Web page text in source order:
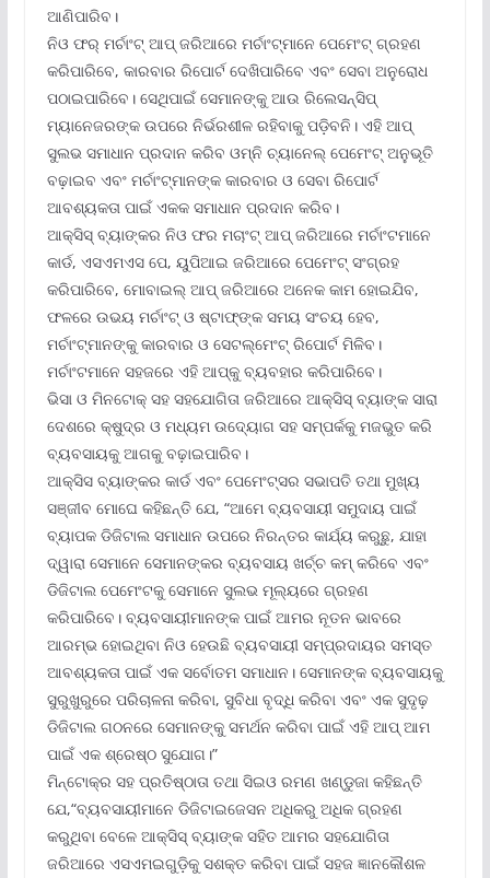
ଆଣିପାରିବ।
ନିଓ ଫର୍ ମର୍ଚାଂଟ୍ ଆପ୍ ଜରିଆରେ ମର୍ଚାଂଟ୍‌ମାନେ ପେମେଂଟ୍ ଗ୍ରହଣ
କରିପାରିବେ, କାରବାର ରିପୋର୍ଟ ଦେଖିପାରିବେ ଏବଂ ସେବା ଅନୁରୋଧ
ପଠାଇପାରିବେ। ସେଥିପାଇଁ ସେମାନଙ୍କୁ ଆଉ ରିଲେସନ୍‌ସିପ୍
ମ୍ୟାନେଜରଙ୍କ ଉପରେ ନିର୍ଭରଶୀଳ ରହିବାକୁ ପଡ଼ିବନି। ଏହି ଆପ୍
ସୁଲଭ ସମାଧାନ ପ୍ରଦାନ କରିବ ଓମ୍‌ନି ଚ୍ୟାନେଲ୍ ପେମେଂଟ୍ ଅନୁଭୂତି
ବଢ଼ାଇବ ଏବଂ ମର୍ଚାଂଟ୍‌ମାନଙ୍କ କାରବାର ଓ ସେବା ରିପୋର୍ଟ
ଆବଶ୍ୟକତା ପାଇଁ ଏକକ ସମାଧାନ ପ୍ରଦାନ କରିବ।
ଆକ୍ସିସ୍ ବ୍ୟାଙ୍କର ନିଓ ଫର ମଚାଂଟ୍ ଆପ୍ ଜରିଆରେ ମର୍ଚାଂଟମାନେ
କାର୍ଡ, ଏସଏମଏସ ପେ, ୟୁପିଆଇ ଜରିଆରେ ପେମେଂଟ୍ ସଂଗ୍ରହ
କରିପାରିବେ, ମୋବାଇଲ୍ ଆପ୍ ଜରିଆରେ ଅନେକ କାମ ହୋଇଯିବ,
ଫଳରେ ଉଭୟ ମର୍ଚାଂଟ୍ ଓ ଷ୍ଟାଫ୍‌ଙ୍କ ସମୟ ସଂଚୟ ହେବ,
ମର୍ଚାଂଟ୍‌ମାନଙ୍କୁ କାରବାର ଓ ସେଟଲ୍‌ମେଂଟ୍ ରିପୋର୍ଟ ମିଳିବ।
ମର୍ଚାଂଟମାନେ ସହଜରେ ଏହି ଆପ୍‌କୁ ବ୍ୟବହାର କରିପାରିବେ।
ଭିସା ଓ ମିନଟୋକ୍ ସହ ସହଯୋଗିତା ଜରିଆରେ ଆକ୍ସିସ୍ ବ୍ୟାଙ୍କ ସାରା
ଦେଶରେ କ୍ଷୁଦ୍ର ଓ ମଧ୍ୟମ ଉଦ୍ୟୋଗ ସହ ସମ୍ପର୍କକୁ ମଜଭୁତ କରି
ବ୍ୟବସାୟକୁ ଆଗକୁ ବଢ଼ାଇପାରିବ।
ଆକ୍ସିସ ବ୍ୟାଙ୍କର କାର୍ଡ ଏବଂ ପେମେଂଟ୍‌ସର ସଭାପତି ତଥା ମୁଖ୍ୟ
ସଞ୍ଜୀବ ମୋଘେ କହିଛନ୍ତି ଯେ, “ଆମେ ବ୍ୟବସାୟୀ ସମୁଦାୟ ପାଇଁ
ବ୍ୟାପକ ଡିଜିଟାଲ ସମାଧାନ ଉପରେ ନିରନ୍ତର କାର୍ଯ୍ୟ କରୁଛୁ, ଯାହା
ଦ୍ୱାରା ସେମାନେ ସେମାନଙ୍କର ବ୍ୟବସାୟ ଖର୍ଚ୍ଚ କମ୍ କରିବେ ଏବଂ
ଡିଜିଟାଲ ପେମେଂଟକୁ ସେମାନେ ସୁଲଭ ମୂଲ୍ୟରେ ଗ୍ରହଣ
କରିପାରିବେ। ବ୍ୟବସାୟୀମାନଙ୍କ ପାଇଁ ଆମର ନୂତନ ଭାବରେ
ଆରମ୍ଭ ହୋଇଥିବା ନିଓ ହେଉଛି ବ୍ୟବସାୟୀ ସମ୍ପ୍ରଦାୟର ସମସ୍ତ
ଆବଶ୍ୟକତା ପାଇଁ ଏକ ସର୍ବୋତମ ସମାଧାନ। ସେମାନଙ୍କ ବ୍ୟବସାୟକୁ
ସୁରୁଖୁରୁରେ ପରିଚାଳନା କରିବା, ସୁବିଧା ବୃଦ୍ଧି କରିବା ଏବଂ ଏକ ସୁଦୃଢ଼
ଡିଜିଟାଲ ଗଠନରେ ସେମାନଙ୍କୁ ସମର୍ଥନ କରିବା ପାଇଁ ଏହି ଆପ୍ ଆମ
ପାଇଁ ଏକ ଶ୍ରେଷ୍ଠ ସୁଯୋଗ।”
ମିନ୍‌ଟୋକ୍‌ର ସହ ପ୍ରତିଷ୍ଠାତା ତଥା ସିଇଓ ରମଣ ଖଣ୍ଡୁଜା କହିଛନ୍ତି
ଯେ,“ବ୍ୟବସାୟୀମାନେ ଡିଜିଟାଇଜେସନ ଅଧିକରୁ ଅଧିକ ଗ୍ରହଣ
କରୁଥିବା ବେଳେ ଆକ୍ସିସ୍ ବ୍ୟାଙ୍କ ସହିତ ଆମର ସହଯୋଗିତା
ଜରିଆରେ ଏସଏମଇଗୁଡ଼ିକୁ ସଶକ୍ତ କରିବା ପାଇଁ ସହଜ ଜ୍ଞାନକୌଶଳ